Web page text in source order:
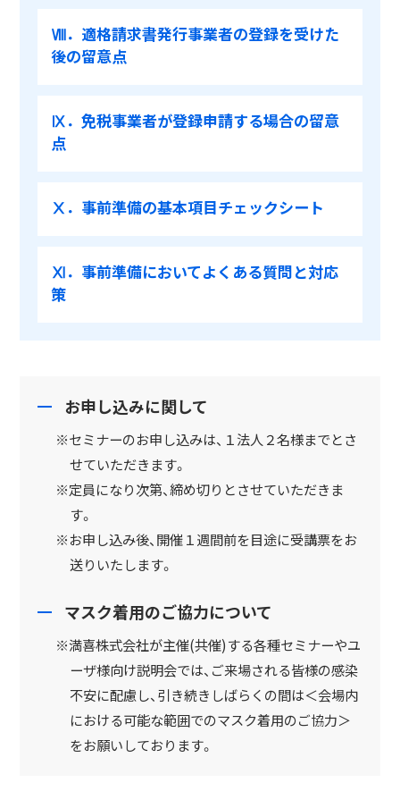
Ⅷ．適格請求書発行事業者の登録を受けた
後の留意点
Ⅸ．免税事業者が登録申請する場合の留意
点
Ⅹ．事前準備の基本項目チェックシート
Ⅺ．事前準備においてよくある質問と対応
策
お申し込みに関して
※セミナーのお申し込みは、１法人２名様までとさ
せていただきます。
※定員になり次第、締め切りとさせていただきま
す。
※お申し込み後、開催１週間前を目途に受講票をお
送りいたします。
マスク着用のご協力について
※満喜株式会社が主催(共催)する各種セミナーやユ
ーザ様向け説明会では、ご来場される皆様の感染
不安に配慮し、引き続きしばらくの間は＜会場内
における可能な範囲でのマスク着用のご協力＞
をお願いしております。